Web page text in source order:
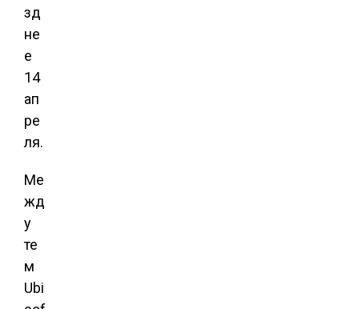
зд
не
е
14
ап
ре
ля.
Ме
жд
у
те
м
Ubi